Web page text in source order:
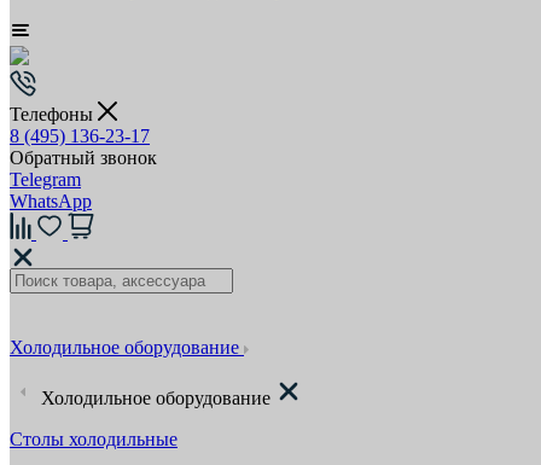
Телефоны
8 (495) 136-23-17
Обратный звонок
Telegram
WhatsApp
Холодильное оборудование
Холодильное оборудование
Столы холодильные